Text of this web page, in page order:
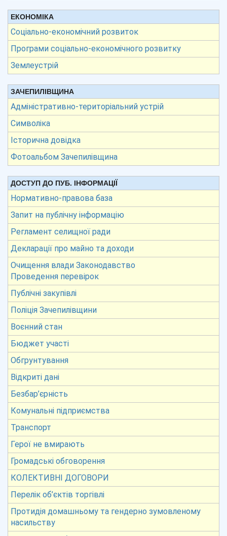
ЕКОНОМІКА
Соціально-економічний розвиток
Програми соціально-економічного розвитку
Землеустрій
ЗАЧЕПИЛІВЩИНА
Адміністративно-територіальний устрій
Символіка
Історична довідка
Фотоальбом Зачепилівщина
ДОСТУП ДО ПУБ. ІНФОРМАЦІЇ
Нормативно-правова база
Запит на публічну інформацію
Регламент селищної ради
Декларації про майно та доходи
Очищення влади Законодавство
Проведення перевірок
Публічні закупівлі
Поліція Зачепилівщини
Воєнний стан
Бюджет участі
Обгрунтування
Відкриті дані
Безбар’єрність
Комунальні підприємства
Транспорт
Герої не вмирають
Громадські обговорення
КОЛЕКТИВНІ ДОГОВОРИ
Перелік об’єктів торгівлі
Протидія домашньому та гендерно зумовленому
насильству